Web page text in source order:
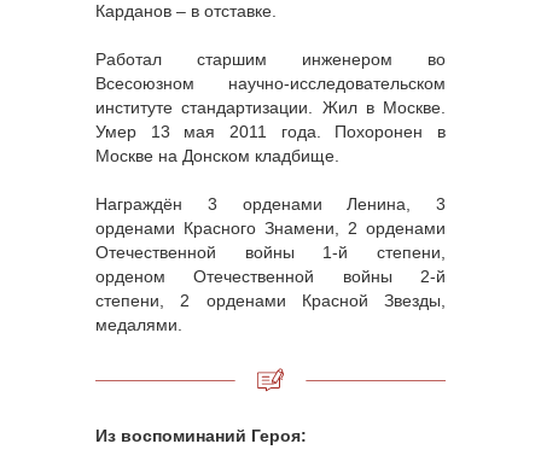
Карданов – в отставке.
Работал старшим инженером во
Всесоюзном научно-исследовательском
институте стандартизации. Жил в Москве.
Умер 13 мая 2011 года. Похоронен в
Москве на Донском кладбище.
Награждён 3 орденами Ленина, 3
орденами Красного Знамени, 2 орденами
Отечественной войны 1-й степени,
орденом Отечественной войны 2-й
степени, 2 орденами Красной Звезды,
медалями.
Из воспоминаний Героя: